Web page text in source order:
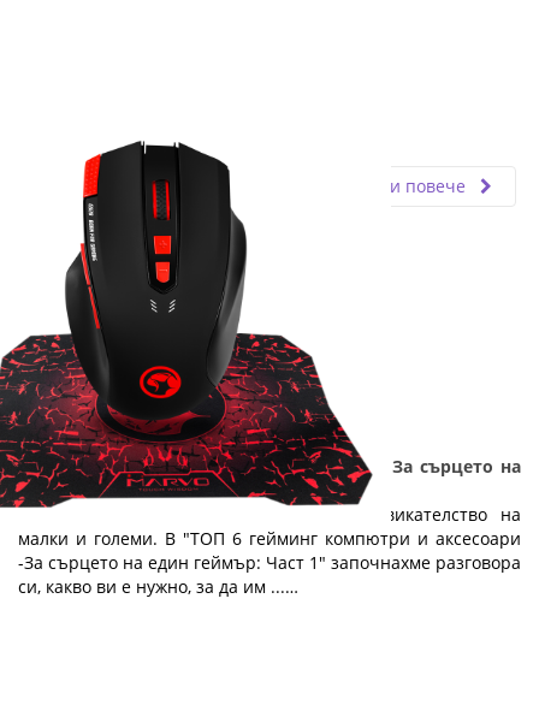
Fly.bg
Прочети повече
ТОП 6 гейминг компютри и аксесоари - За сърцето на
един геймър: Част 2
Компютърните игри са любимо предизвикателство на
малки и големи. В "ТОП 6 гейминг компютри и аксесоари
-За сърцето на един геймър: Част 1" започнахме разговора
си, какво ви е нужно, за да им ...…